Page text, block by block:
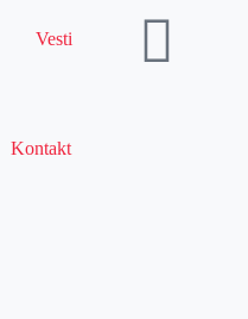
Vesti
Kontakt